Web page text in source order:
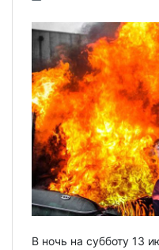
В ночь на субботу 13